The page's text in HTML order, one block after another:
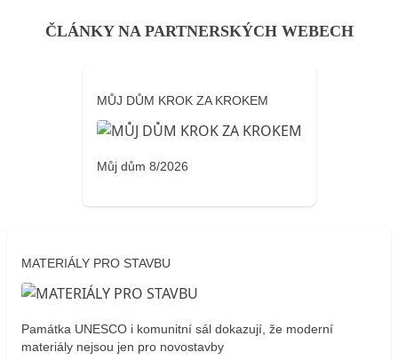
ČLÁNKY NA PARTNERSKÝCH WEBECH
MŮJ DŮM KROK ZA KROKEM
Můj dům 8/2026
MATERIÁLY PRO STAVBU
Památka UNESCO i komunitní sál dokazují, že moderní
materiály nejsou jen pro novostavby